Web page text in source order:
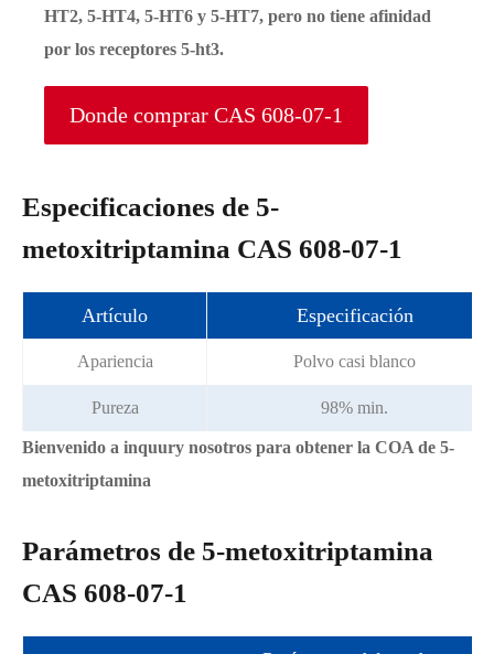
HT2, 5-HT4, 5-HT6 y 5-HT7, pero no tiene afinidad
por los receptores 5-ht3.
Donde comprar CAS 608-07-1
Especificaciones de 5-
metoxitriptamina CAS 608-07-1
Artículo Especificación
Apariencia Polvo casi blanco
Pureza 98% min.
Bienvenido a inquury nosotros para obtener la COA de 5-
metoxitriptamina
Parámetros de 5-metoxitriptamina
CAS 608-07-1